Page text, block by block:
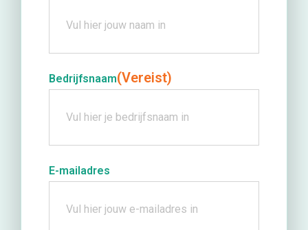
Bedrijfsnaam(Vereist)
E-mailadres